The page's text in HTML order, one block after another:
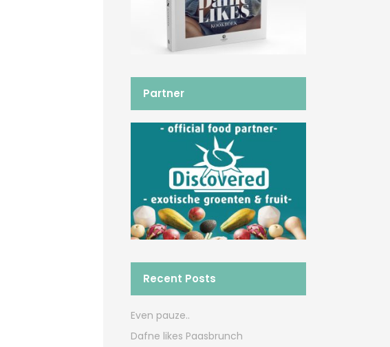
Partner
Recent Posts
Even pauze..
Dafne likes Paasbrunch